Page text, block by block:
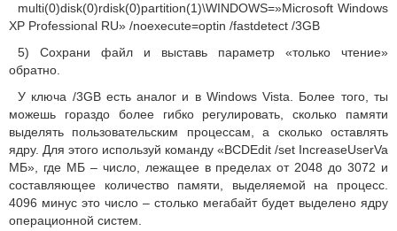
multi(0)disk(0)rdisk(0)partition(1)\WINDOWS=»Microsoft Windows
XP Professional RU» /noexecute=optin /fastdetect /3GB
5) Сохрани файл и выставь параметр «только чтение»
обратно.
У ключа /3GB есть аналог и в Windows Vista. Более того, ты
можешь гораздо более гибко регулировать, сколько памяти
выделять пользовательским процессам, а сколько оставлять
ядру. Для этого используй команду «BCDEdit /set IncreaseUserVa
МБ», где МБ – число, лежащее в пределах от 2048 до 3072 и
составляющее количество памяти, выделяемой на процесс.
4096 минус это число – столько мегабайт будет выделено ядру
операционной систем.